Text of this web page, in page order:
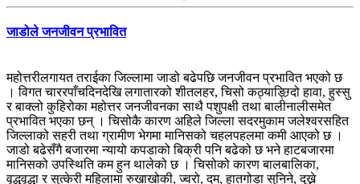
जाडोले जनजीवन प्रभावित
महोत्तरीलगायत तराईका जिल्लामा जाडो बढेपछि जनजीवन प्रभावित भएको छ
। विगत चाररपाँचदिनदेखि लगातारको शीतलहर, चिसो कठ्याङ्ग्र्दिो हावा, हुस्सु
र बाक्लो कुहिरोका महोत्तर जनजीवनका साथै पशुपक्षी तथा बालीनालीसमेत
प्रभावित भएका छन् । चिसोकै कारण अहिले जिल्ला सदरमुकाम जलेश्वरसहित
जिल्लाको सहरी तथा ग्रामीण भेगमा मानिसको चहलपहलमा कमी आएको छ ।
जाडो बढेसँगै बजारमा न्यायो कपडाको बिक्री पनि बढेको छ भने हाटबजारमा
मानिसको उपस्थिति कम हुन थालेको छ । चिसोको कारण बालबालिका,
वृद्धवृद्धा र सुत्केरी महिलामा रुखाखोकी, ज्वरो, दम, हातगोडा सुनिने, दुख्ने